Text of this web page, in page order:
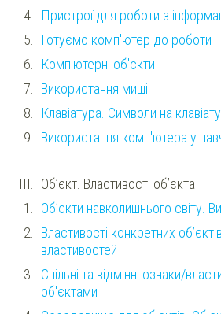
Пристрої для роботи з
Готуємо комп'ютер до роботи
Комп'ютерні об'єкти
Використання миші
Клавіатура. Символи на
Використання комп'ютера у
Об’єкт. Властивості об’єкта
Об’єкти навколишнього світу.
Властивості конкретних
властивостей
Спільні та відмінні ознаки/
об'єктами